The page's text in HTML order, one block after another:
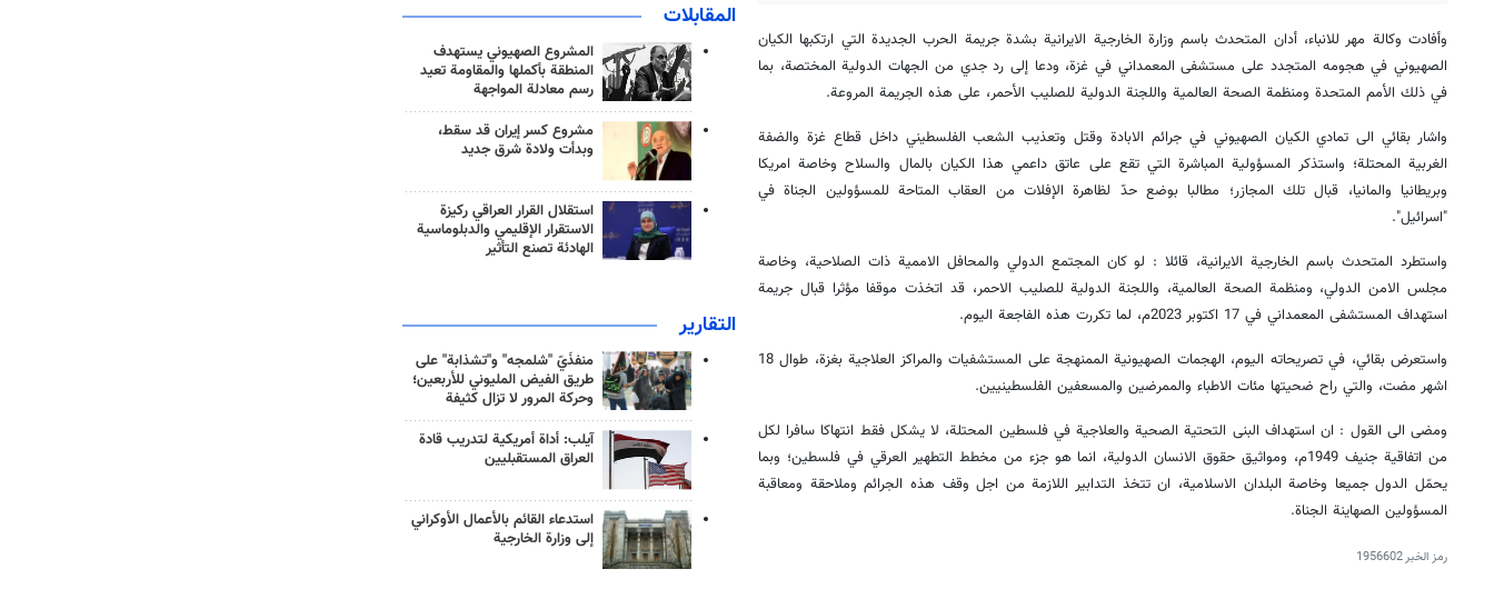
وأفادت وكالة مهر للانباء، أدان المتحدث باسم وزارة الخارجية الايرانية بشدة جريمة الحرب الجديدة التي ارتكبها الكيان
الصهيوني في هجومه المتجدد على مستشفى المعمداني في غزة، ودعا إلى رد جدي من الجهات الدولية المختصة، بما
في ذلك الأمم المتحدة ومنظمة الصحة العالمية واللجنة الدولية للصليب الأحمر، على هذه الجريمة المروعة.
واشار بقائي الى تمادي الكيان الصهيوني في جرائم الابادة وقتل وتعذيب الشعب الفلسطيني داخل قطاع غزة والضفة
الغربية المحتلة؛ واستذكر المسؤولية المباشرة التي تقع على عاتق داعمي هذا الكيان بالمال والسلاح وخاصة امريكا
وبريطانيا والمانيا، قبال تلك المجازر؛ مطالبا بوضع حدّ لظاهرة الإفلات من العقاب المتاحة للمسؤولين الجناة في
"اسرائيل".
واستطرد المتحدث باسم الخارجية الايرانية، قائلا : لو كان المجتمع الدولي والمحافل الاممية ذات الصلاحية، وخاصة
مجلس الامن الدولي، ومنظمة الصحة العالمية، واللجنة الدولية للصليب الاحمر، قد اتخذت موقفا مؤثرا قبال جريمة
استهداف المستشفى المعمداني في 17 اكتوبر 2023م، لما تكررت هذه الفاجعة اليوم.
واستعرض بقائي، في تصريحاته اليوم، الهجمات الصهيونية الممنهجة على المستشفيات والمراكز العلاجية بغزة، طوال 18
اشهر مضت، والتي راح ضحيتها مئات الاطباء والممرضين والمسعفين الفلسطينيين.
ومضى الى القول : ان استهداف البنى التحتية الصحية والعلاجية في فلسطين المحتلة، لا يشكل فقط انتهاكا سافرا لكل
من اتفاقية جنيف 1949م، ومواثيق حقوق الانسان الدولية، انما هو جزء من مخطط التطهير العرقي في فلسطين؛ وبما
يحمّل الدول جميعا وخاصة البلدان الاسلامية، ان تتخذ التدابير اللازمة من اجل وقف هذه الجرائم وملاحقة ومعاقبة
المسؤولين الصهاينة الجناة.
رمز الخبر1956602
المقابلات
المشروع الصهيوني يستهدف
المنطقة بأكملها والمقاومة تعيد
رسم معادلة المواجهة
مشروع كسر إيران قد سقط،
وبدأت ولادة شرق جديد
استقلال القرار العراقي ركيزة
الاستقرار الإقليمي والدبلوماسية
الهادئة تصنع التأثير
التقارير
منفذَيّ "شلمجه" و"تشذابة" على
طريق الفيض المليوني للأربعين؛
وحركة المرور لا تزال كثيفة
آيلب: أداة أمريكية لتدريب قادة
العراق المستقبليين
استدعاء القائم بالأعمال الأوكراني
إلى وزارة الخارجية